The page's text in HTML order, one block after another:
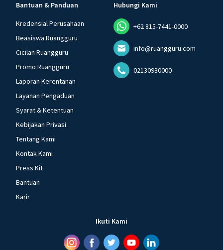
Bantuan & Panduan
Kredensial Perusahaan
Beasiswa Ruangguru
Cicilan Ruangguru
Promo Ruangguru
Laporan Kerentanan
Layanan Pengaduan
Syarat & Ketentuan
Kebijakan Privasi
Tentang Kami
Kontak Kami
Press Kit
Bantuan
Karir
Hubungi Kami
+62 815-7441-0000
info@ruangguru.com
02130930000
Ikuti Kami